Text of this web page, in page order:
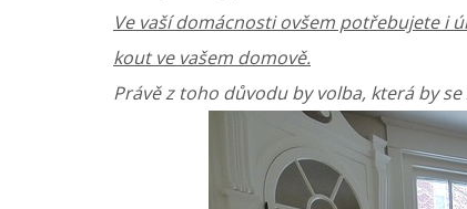
Ve vaší domácnosti ovšem potřebujete i
kout ve vašem domově.
Právě z toho důvodu by volba, která by